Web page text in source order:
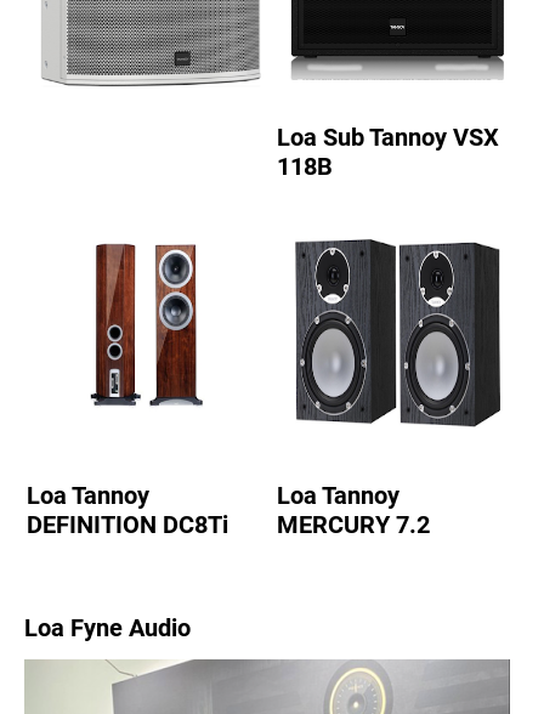
Loa Sub Tannoy VSX
118B
Loa Tannoy
DEFINITION DC8Ti
Loa Tannoy
MERCURY 7.2
Loa Fyne Audio